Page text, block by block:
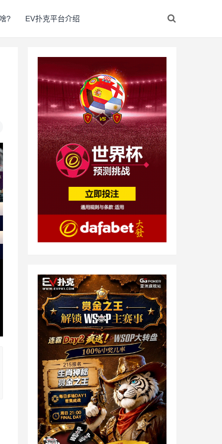
? EV扑克平台介绍